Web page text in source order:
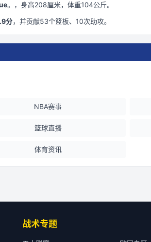
。 ，身高208厘米，体重104公斤。
分，并贡献53个篮板、 10次助攻。
NBA赛事
篮球直播
体育资讯
战术专题